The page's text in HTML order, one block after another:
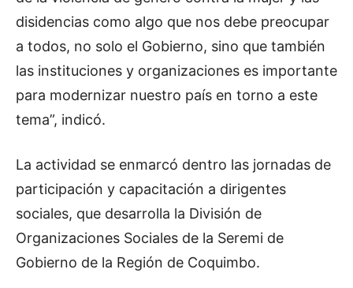
disidencias como algo que nos debe preocupar
a todos, no solo el Gobierno, sino que también
las instituciones y organizaciones es importante
para modernizar nuestro país en torno a este
tema”, indicó.
La actividad se enmarcó dentro las jornadas de
participación y capacitación a dirigentes
sociales, que desarrolla la División de
Organizaciones Sociales de la Seremi de
Gobierno de la Región de Coquimbo.